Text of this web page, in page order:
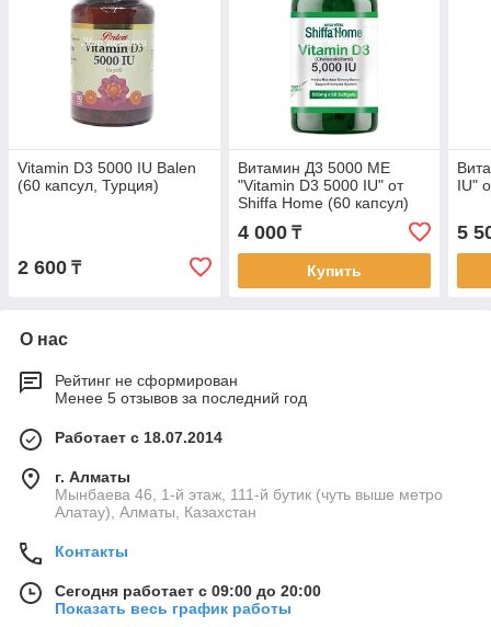
Vitamin D3 5000 IU Balen
(60 капсул, Турция)
2 600 ₸
Витамин Д3 5000 МЕ
"Vitamin D3 5000 IU" от
Shiffa Home (60 капсул)
4 000₸
Купить
IU"
5
О нас
Рейтинг не сформирован
Менее 5 отзывов за последний год
Работает с 18.07.2014
г. Алматы
Мынбаева 46, 1-й этаж, 111-й бутик (чуть выше метро
Алатау), Алматы, Казахстан
Контакты
Сегодня работает с 09:00 до 20:00
Показать весь график работы